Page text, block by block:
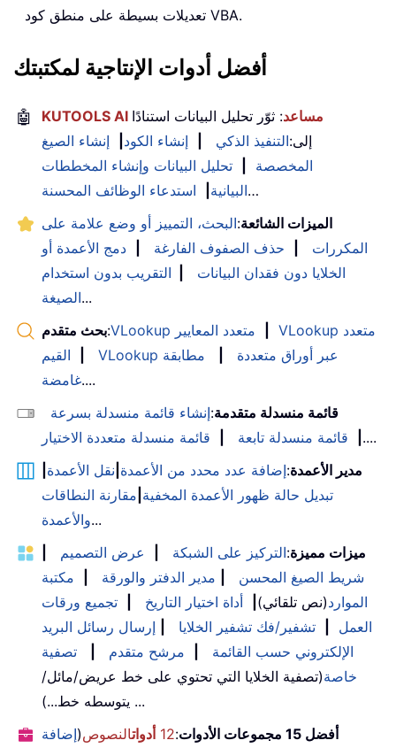
تعديلات بسيطة على منطق كود VBA.
أفضل أدوات الإنتاجية لمكتبتك
🤖 KUTOOLS AI مساعد: ثوّر تحليل البيانات استنادًا
إلى:التنفيذ الذكي إنشاء الكود
إنشاء الصيغ
المخصصة
تحليل البيانات وإنشاء المخططات
البيانية
استدعاء الوظائف المحسنة
…
الميزات الشائعة:البحث، التمييز أو وضع علامة على
المكررات
حذف الصفوف الفارغة
دمج الأعمدة أو
الخلايا دون فقدان البيانات
التقريب بدون استخدام
الصيغة...
بحث متقدم: VLookup متعدد المعايير
VLookup متعدد
القيم
VLookup عبر أوراق متعددة
مطابقة
غامضة....
قائمة منسدلة متقدمة:إنشاء قائمة منسدلة بسرعة
قائمة منسدلة تابعة قائمة منسدلة متعددة الاختيار
....
مدير الأعمدة:إضافة عدد محدد من الأعمدة نقل الأعمدة
تبديل حالة ظهور الأعمدة المخفية مقارنة النطاقات
والأعمدة...
ميزات مميزة:التركيز على الشبكة عرض التصميم
شريط الصيغ المحسن
مدير الدفتر والورقة
مكتبة
الموارد(نص تلقائي) أداة اختيار التاريخ
تجميع ورقات
العمل
تشفير/فك تشفير الخلايا
إرسال رسائل البريد
الإلكتروني حسب القائمة
مرشح متقدم
تصفية
خاصة(تصفية الخلايا التي تحتوي على خط عريض/مائل/
يتوسطه خط...) ...
أفضل 15 مجموعات الأدوات
:
12 أدواتالنصوص(إضافة